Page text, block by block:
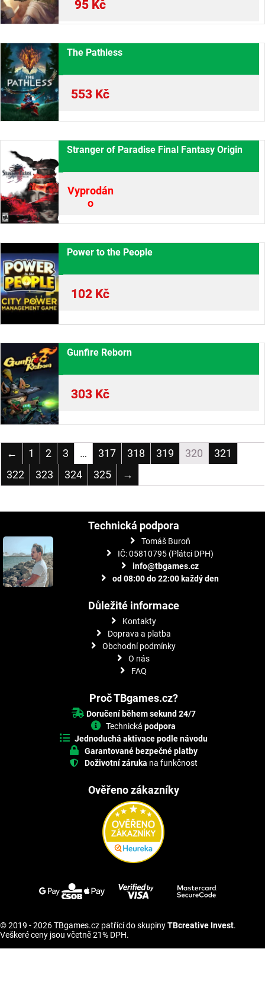
95 Kč
The Pathless
553 Kč
Stranger of Paradise Final Fantasy Origin
Vyprodán
o
Power to the People
102 Kč
Gunfire Reborn
303 Kč
← 1 2 3 … 317 318 319 320
321
322
323 324 325 →
Technická podpora
Tomáš Buroň
IČ: 05810795 (Plátci DPH)
info@tbgames.cz
od 08:00 do 22:00 každý den
Důležité informace
Kontakty
Doprava a platba
Obchodní podmínky
O nás
FAQ
Proč TBgames.cz?
Doručení během sekund 24/7
Technickápodpora
Jednoduchá aktivace podle návodu
Garantované bezpečné platby
Doživotní záruka na funkčnost
Ověřeno zákazníky
© 2019 - 2026 TBgames.cz patřící do skupinyTBcreative Invest.
Veškeré ceny jsou včetně 21% DPH.